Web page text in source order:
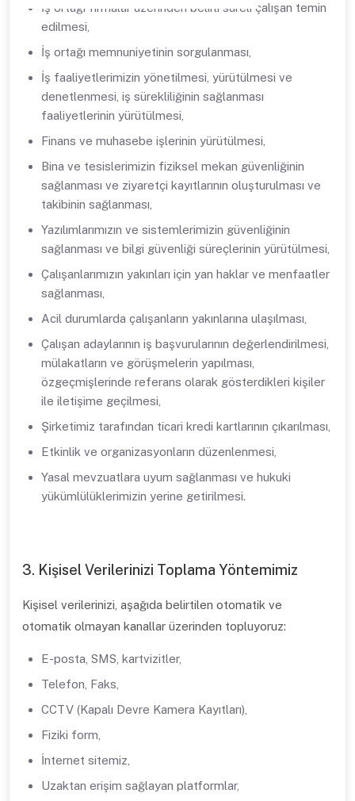
İş ortağı firmalar üzerinden belirli süreli çalışan temin
edilmesi,
İş ortağı memnuniyetinin sorgulanması,
İş faaliyetlerimizin yönetilmesi, yürütülmesi ve
denetlenmesi, iş sürekliliğinin sağlanması
faaliyetlerinin yürütülmesi,
Finans ve muhasebe işlerinin yürütülmesi,
Bina ve tesislerimizin fiziksel mekan güvenliğinin
sağlanması ve ziyaretçi kayıtlarının oluşturulması ve
takibinin sağlanması,
Yazılımlarımızın ve sistemlerimizin güvenliğinin
sağlanması ve bilgi güvenliği süreçlerinin yürütülmesi,
Çalışanlarımızın yakınları için yan haklar ve menfaatler
sağlanması,
Acil durumlarda çalışanların yakınlarına ulaşılması,
Çalışan adaylarının iş başvurularının değerlendirilmesi,
mülakatların ve görüşmelerin yapılması,
özgeçmişlerinde referans olarak gösterdikleri kişiler
ile iletişime geçilmesi,
Şirketimiz tarafından ticari kredi kartlarının çıkarılması,
Etkinlik ve organizasyonların düzenlenmesi,
Yasal mevzuatlara uyum sağlanması ve hukuki
yükümlülüklerimizin yerine getirilmesi.
3. Kişisel Verilerinizi Toplama Yöntemimiz
Kişisel verilerinizi, aşağıda belirtilen otomatik ve
otomatik olmayan kanallar üzerinden topluyoruz:
E-posta, SMS, kartvizitler,
Telefon, Faks,
CCTV (Kapalı Devre Kamera Kayıtları),
Fiziki form,
İnternet sitemiz,
Uzaktan erişim sağlayan platformlar,